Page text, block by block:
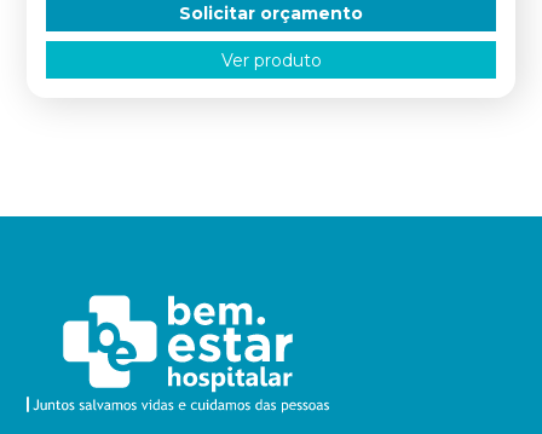
Solicitar orçamento
Ver produto